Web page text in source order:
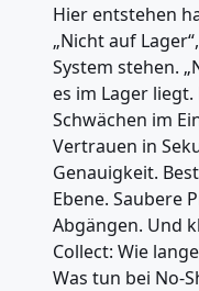
Hier entstehen
„Nicht auf
System stehen.
es im Lager
Schwächen im
Vertrauen in
Genauigkeit.
Ebene. Saubere
Abgängen. Und
Collect: Wie
Was tun bei No-